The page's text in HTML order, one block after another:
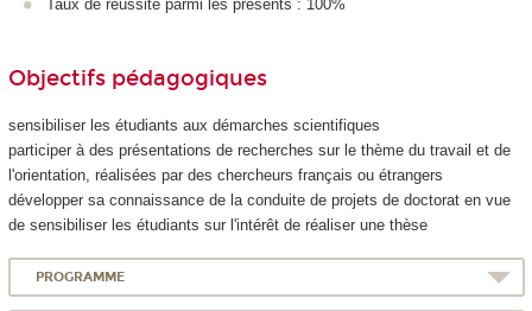
Taux de réussite parmi les présents : 100%
Objectifs pédagogiques
sensibiliser les étudiants aux démarches scientifiques
participer à des présentations de recherches sur le thème du travail et de
l'orientation, réalisées par des chercheurs français ou étrangers
développer sa connaissance de la conduite de projets de doctorat en vue
de sensibiliser les étudiants sur l'intérêt de réaliser une thèse
PROGRAMME